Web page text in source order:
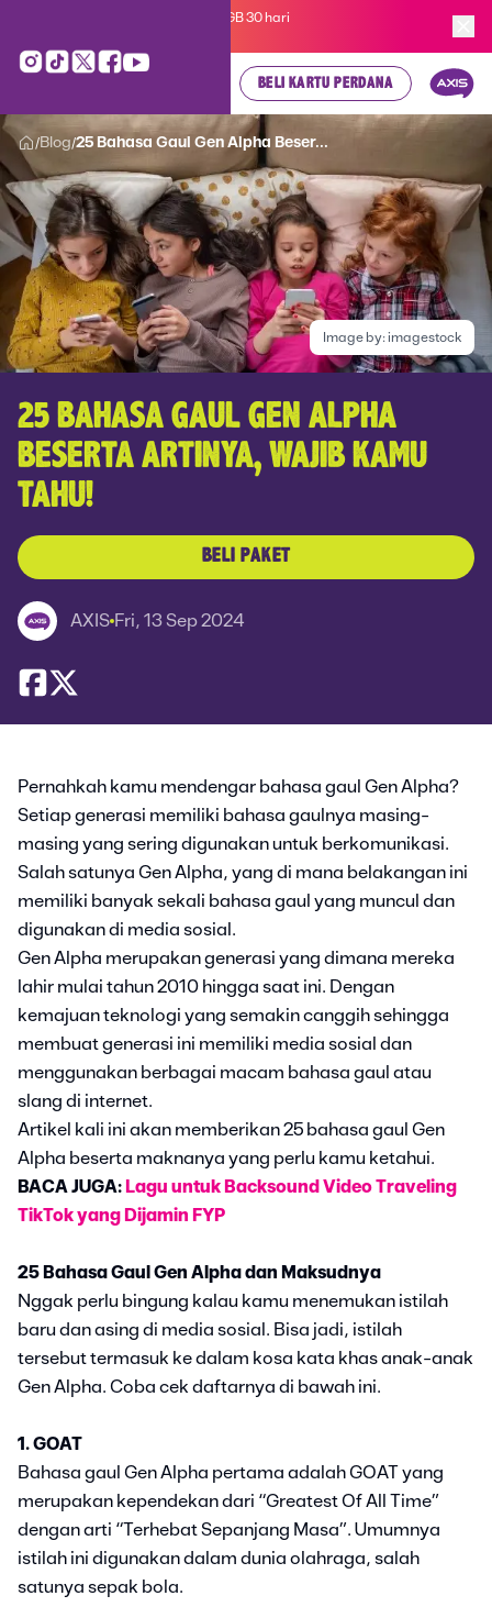
Kartu Perdana AXIS Suka-Suka 3GB 30 hari
BELI KARTU PERDANA
/Blog/25 Bahasa Gaul Gen Alpha Beser...
Image by:imagestock
25 BAHASA GAUL GEN ALPHA
BESERTA ARTINYA, WAJIB KAMU
TAHU!
BELI PAKET
AXIS Fri, 13 Sep 2024
Pernahkah kamu mendengar bahasa gaul Gen Alpha?
Setiap generasi memiliki bahasa gaulnya masing-
masing yang sering digunakan untuk berkomunikasi.
Salah satunya Gen Alpha, yang di mana belakangan ini
memiliki banyak sekali bahasa gaul yang muncul dan
digunakan di media sosial.
Gen Alpha merupakan generasi yang dimana mereka
lahir mulai tahun 2010 hingga saat ini. Dengan
kemajuan teknologi yang semakin canggih sehingga
membuat generasi ini memiliki media sosial dan
menggunakan berbagai macam bahasa gaul atau
slang di internet.
Artikel kali ini akan memberikan 25 bahasa gaul Gen
Alpha beserta maknanya yang perlu kamu ketahui.
BACA JUGA: Lagu untuk Backsound Video Traveling
TikTok yang Dijamin FYP
25 Bahasa Gaul Gen Alpha dan Maksudnya
Nggak perlu bingung kalau kamu menemukan istilah
baru dan asing di media sosial. Bisa jadi, istilah
tersebut termasuk ke dalam kosa kata khas anak-anak
Gen Alpha. Coba cek daftarnya di bawah ini.
1. GOAT
Bahasa gaul Gen Alpha pertama adalah GOAT yang
merupakan kependekan dari “Greatest Of All Time”
dengan arti “Terhebat Sepanjang Masa”. Umumnya
istilah ini digunakan dalam dunia olahraga, salah
satunya sepak bola.